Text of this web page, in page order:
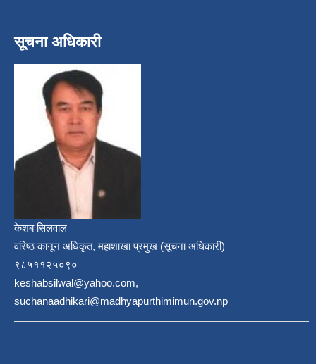
सूचना अधिकारी
केशब सिलवाल
वरिष्ठ कानून अधिकृत, महाशाखा प्रमुख (सूचना अधिकारी)
९८५११२५०९०
keshabsilwal@yahoo.com,
suchanaadhikari@madhyapurthimimun.gov.np